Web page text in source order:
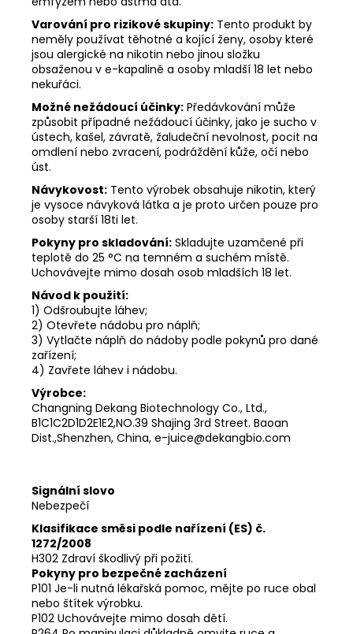
Varování pro rizikové skupiny: Tento produkt by
neměly používat těhotné a kojící ženy, osoby které
jsou alergické na nikotin nebo jinou složku
obsaženou v e-kapalině a osoby mladší 18 let nebo
nekuřáci.
Možné nežádoucí účinky: Předávkování může
způsobit případné nežádoucí účinky, jako je sucho v
ústech, kašel, závratě, žaludeční nevolnost, pocit na
omdlení nebo zvracení, podráždění kůže, očí nebo
úst.
Návykovost: Tento výrobek obsahuje nikotin, který
je vysoce návyková látka a je proto určen pouze pro
osoby starší 18ti let.
Pokyny pro skladování: Skladujte uzamčené při
teplotě do 25 °C na temném a suchém místě.
Uchovávejte mimo dosah osob mladších 18 let.
Návod k použití:
1) Odšroubujte láhev;
2) Otevřete nádobu pro náplň;
3) Vytlačte náplň do nádoby podle pokynů pro dané
zařízení;
4) Zavřete láhev i nádobu.
Výrobce:
Changning Dekang Biotechnology Co., Ltd.,
B1C1C2D1D2E1E2,NO.39 Shajing 3rd Street. Baoan
Dist.,Shenzhen, China, e-juice@dekangbio.com
Signální slovo
Nebezpečí
Klasifikace směsi podle nařízení (ES) č.
1272/2008
H302 Zdraví škodlivý při požití.
Pokyny pro bezpečné zacházení
P101 Je-li nutná lékařská pomoc, mějte po ruce obal
nebo štítek výrobku.
P102 Uchovávejte mimo dosah dětí.